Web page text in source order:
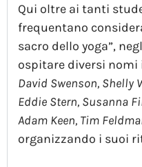
Qui oltre ai tanti
frequentano
sacro dello yoga”,
ospitare diversi nomi
David Swenson, Shelly
Eddie Stern, Susanna
Adam Keen, Tim
organizzando i suoi